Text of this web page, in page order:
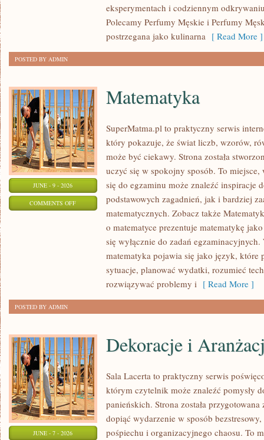
eksperymentach i codziennym
Polecamy Perfumy Męskie i Perfumy
postrzegana jako kulinarna [ Read More ]
POSTED BY ADMIN
JUNE - 9 - 2026
COMMENTS OFFON
MATEMATYKA
Matematyka
SuperMatma.pl to praktyczny serwis
który pokazuje, że świat liczb, wzorów,
może być ciekawy. Strona została
uczyć się w spokojny sposób. To
się do egzaminu może znaleźć inspiracje
podstawowych zagadnień, jak i bardziej
matematycznych. Zobacz także
o matematyce prezentuje matematykę
się wyłącznie do zadań
matematyka pojawia się jako język, które
sytuacje, planować wydatki, rozumieć
rozwiązywać problemy i [ Read More ]
POSTED BY ADMIN
JUNE - 7 - 2026
Dekoracje i
Sala Lacerta to praktyczny serwis
którym czytelnik może znaleźć pomysły
panieńskich. Strona została
dopiąć wydarzenie w sposób
pośpiechu i organizacyjnego chaosu. To